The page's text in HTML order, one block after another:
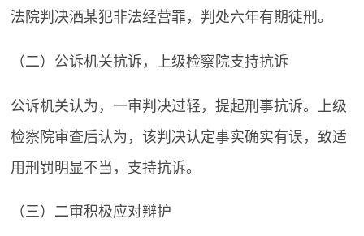
法院判决洒某犯非法经营罪，判处六年有期徒刑。
（二）公诉机关抗诉，上级检察院支持抗诉
公诉机关认为，一审判决过轻，提起刑事抗诉。上级
检察院审查后认为，该判决认定事实确实有误，致适
用刑罚明显不当，支持抗诉。
（三）二审积极应对辩护